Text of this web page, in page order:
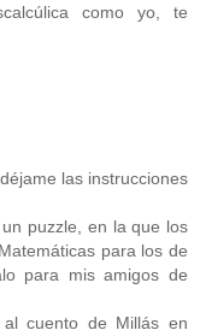
como yo, te
las instrucciones
puzzle, en la que los
para los de
para mis amigos de
cuento de Millás en